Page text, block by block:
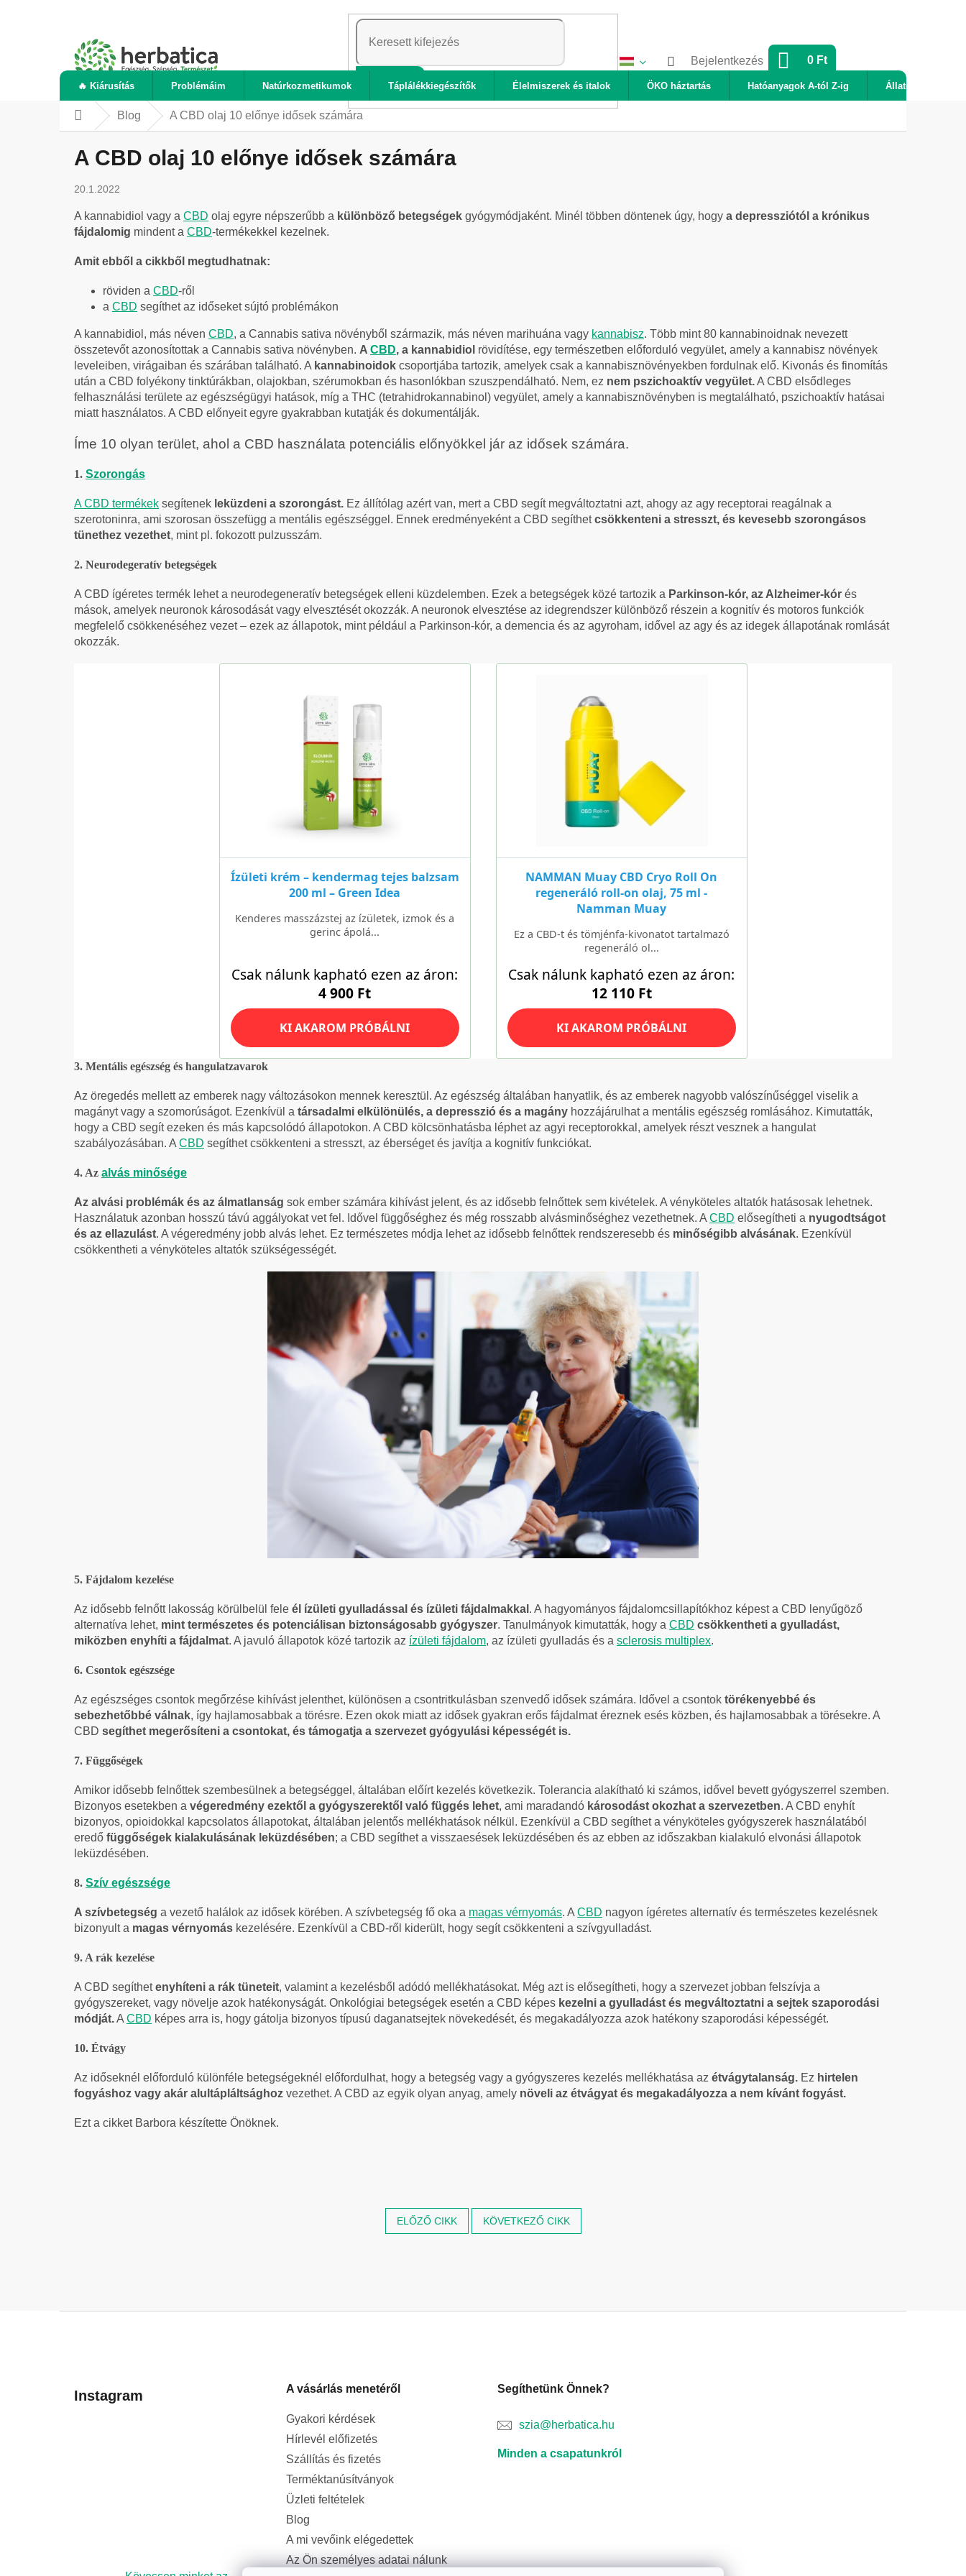
KERESÉS
Bejelentkezés KOSÁR
0 Ft
🔥 Kiárusítás Problémáim Natúrkozmetikumok Táplálékkiegészítők Élelmiszerek és italok ÖKO háztartás Hatóanyagok A-tól Z-ig Állatok
Kezdőlap
Blog A CBD olaj 10 előnye idősek számára
A CBD olaj 10 előnye idősek számára
20.1.2022
A kannabidiol vagy a CBD olaj egyre népszerűbb a különböző betegségek gyógymódjaként. Minél többen döntenek úgy, hogy a depressziótól a krónikus
fájdalomig mindent a CBD-termékekkel kezelnek.
Amit ebből a cikkből megtudhatnak:
röviden a CBD-ről
a CBD segíthet az időseket sújtó problémákon
A kannabidiol, más néven CBD, a Cannabis sativa növényből származik, más néven marihuána vagy kannabisz. Több mint 80 kannabinoidnak nevezett
összetevőt azonosítottak a Cannabis sativa növényben. A CBD, a kannabidiol rövidítése, egy természetben előforduló vegyület, amely a kannabisz növények
leveleiben, virágaiban és szárában található. A kannabinoidok csoportjába tartozik, amelyek csak a kannabisznövényekben fordulnak elő. Kivonás és finomítás
után a CBD folyékony tinktúrákban, olajokban, szérumokban és hasonlókban szuszpendálható. Nem, ez nem pszichoaktív vegyület.A CBD elsődleges
felhasználási területe az egészségügyi hatások, míg a THC (tetrahidrokannabinol) vegyület, amely a kannabisznövényben is megtalálható, pszichoaktív hatásai
miatt használatos. A CBD előnyeit egyre gyakrabban kutatják és dokumentálják.
Íme 10 olyan terület, ahol a CBD használata potenciális előnyökkel jár az idősek számára.
1. Szorongás
A CBD termékek segítenek leküzdeni a szorongást. Ez állítólag azért van, mert a CBD segít megváltoztatni azt, ahogy az agy receptorai reagálnak a
szerotoninra, ami szorosan összefügg a mentális egészséggel. Ennek eredményeként a CBD segíthetcsökkenteni a stresszt, és kevesebb szorongásos
tünethez vezethet, mint pl. fokozott pulzusszám.
2. Neurodegeratív betegségek
A CBD ígéretes termék lehet a neurodegeneratív betegségek elleni küzdelemben. Ezek a betegségek közé tartozik a Parkinson-kór, az Alzheimer-kór és
mások, amelyek neuronok károsodását vagy elvesztését okozzák. A neuronok elvesztése az idegrendszer különböző részein a kognitív és motoros funkciók
megfelelő csökkenéséhez vezet – ezek az állapotok, mint például a Parkinson-kór, a demencia és az agyroham, idővel az agy és az idegek állapotának romlását
okozzák.
3. Mentális egészség és hangulatzavarok
Az öregedés mellett az emberek nagy változásokon mennek keresztül. Az egészség általában hanyatlik, és az emberek nagyobb valószínűséggel viselik a
magányt vagy a szomorúságot. Ezenkívül a társadalmi elkülönülés, a depresszió és a magány hozzájárulhat a mentális egészség romlásához. Kimutatták,
hogy a CBD segít ezeken és más kapcsolódó állapotokon. A CBD kölcsönhatásba léphet az agyi receptorokkal, amelyek részt vesznek a hangulat
szabályozásában. A CBD segíthet csökkenteni a stresszt, az éberséget és javítja a kognitív funkciókat.
4. Az alvás minősége
Az alvási problémák és az álmatlanság sok ember számára kihívást jelent, és az idősebb felnőttek sem kivételek. A vényköteles altatók hatásosak lehetnek.
Használatuk azonban hosszú távú aggályokat vet fel. Idővel függőséghez és még rosszabb alvásminőséghez vezethetnek. A CBD elősegítheti a nyugodtságot
és az ellazulást. A végeredmény jobb alvás lehet. Ez természetes módja lehet az idősebb felnőttek rendszeresebb és minőségibb alvásának. Ezenkívül
csökkentheti a vényköteles altatók szükségességét.
5. Fájdalom kezelése
Az idősebb felnőtt lakosság körülbelül fele él ízületi gyulladással és ízületi fájdalmakkal . A hagyományos fájdalomcsillapítókhoz képest a CBD lenyűgöző
alternatíva lehet, mint természetes és potenciálisan biztonságosabb gyógyszer. Tanulmányok kimutatták, hogy a CBD csökkentheti a gyulladást,
miközben enyhíti a fájdalmat. A javuló állapotok közé tartozik az ízületi fájdalom, az ízületi gyulladás és a sclerosis multiplex.
6. Csontok egészsége
Az egészséges csontok megőrzése kihívást jelenthet, különösen a csontritkulásban szenvedő idősek számára. Idővel a csontok törékenyebbé és
sebezhetőbbé válnak, így hajlamosabbak a törésre. Ezen okok miatt az idősek gyakran erős fájdalmat éreznek esés közben, és hajlamosabbak a törésekre. A
CBD segíthet megerősíteni a csontokat, és támogatja a szervezet gyógyulási képességét is.
7. Függőségek
Amikor idősebb felnőttek szembesülnek a betegséggel, általában előírt kezelés következik. Tolerancia alakítható ki számos, idővel bevett gyógyszerrel szemben.
Bizonyos esetekben a végeredmény ezektől a gyógyszerektől való függés lehet, ami maradandó károsodást okozhat a szervezetben. A CBD enyhít
bizonyos, opioidokkal kapcsolatos állapotokat, általában jelentős mellékhatások nélkül. Ezenkívül a CBD segíthet a vényköteles gyógyszerek használatából
eredő függőségek kialakulásának leküzdésében; a CBD segíthet a visszaesések leküzdésében és az ebben az időszakban kialakuló elvonási állapotok
leküzdésében.
8. Szív egészsége
A szívbetegség a vezető halálok az idősek körében. A szívbetegség fő oka a magas vérnyomás. A CBD nagyon ígéretes alternatív és természetes kezelésnek
bizonyult a magas vérnyomás kezelésére. Ezenkívül a CBD-ről kiderült, hogy segít csökkenteni a szívgyulladást.
9. A rák kezelése
A CBD segíthetenyhíteni a rák tüneteit, valamint a kezelésből adódó mellékhatásokat. Még azt is elősegítheti, hogy a szervezet jobban felszívja a
gyógyszereket, vagy növelje azok hatékonyságát. Onkológiai betegségek esetén a CBD képes kezelni a gyulladást és megváltoztatni a sejtek szaporodási
módját.A CBD képes arra is, hogy gátolja bizonyos típusú daganatsejtek növekedését, és megakadályozza azok hatékony szaporodási képességét.
10. Étvágy
Az időseknél előforduló különféle betegségeknél előfordulhat, hogy a betegség vagy a gyógyszeres kezelés mellékhatása az étvágytalanság. Ez hirtelen
fogyáshoz vagy akár alultápláltsághoz vezethet. A CBD az egyik olyan anyag, amely növeli az étvágyat és megakadályozza a nem kívánt fogyást.
Ezt a cikket Barbora készítette Önöknek.
ELŐZŐ CIKK KÖVETKEZŐ CIKK
Instagram A vásárlás menetéről
Gyakori kérdések
Hírlevél előfizetés
Szállítás és fizetés
Terméktanúsítványok
Üzleti feltételek
Blog
A mi vevőink elégedettek
Az Ön személyes adatai nálunk
Segíthetünk Önnek?
szia@herbatica.hu
Minden a csapatunkról